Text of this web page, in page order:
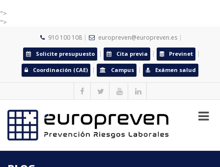
">
">
910 100 108 europreven@europreven.es
Solicite presupuesto Cita previa Previnet
Coordinación (CAE) Campus Exámen salud